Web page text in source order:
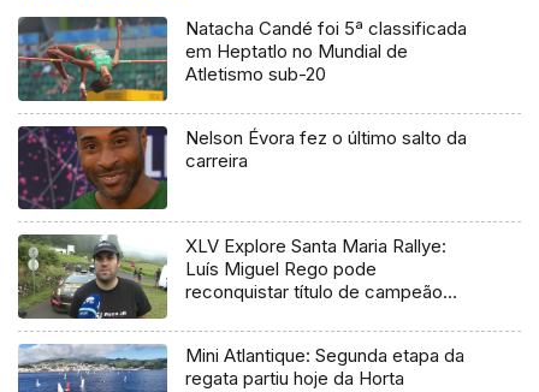
Natacha Candé foi 5ª classificada
em Heptatlo no Mundial de
Atletismo sub-20
Nelson Évora fez o último salto da
carreira
XLV Explore Santa Maria Rallye:
Luís Miguel Rego pode
reconquistar título de campeão
Mini Atlantique: Segunda etapa da
regata partiu hoje da Horta